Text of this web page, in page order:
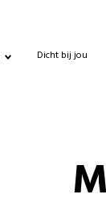
Dicht bij jou